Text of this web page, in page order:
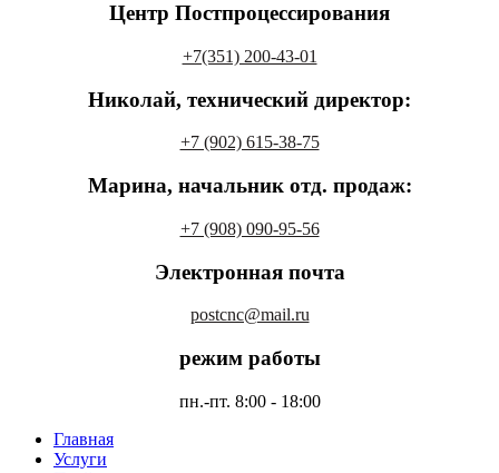
Центр Постпроцессирования
+7(351) 200-43-01
Николай, технический директор:
+7 (902) 615-38-75
Марина, начальник отд. продаж:
+7 (908) 090-95-56
Электронная почта
postcnc@mail.ru
режим работы
пн.-пт. 8:00 - 18:00
Главная
Услуги